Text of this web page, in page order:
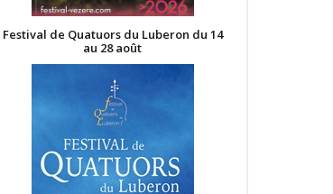
Festival de Quatuors du Luberon du 14
au 28 août